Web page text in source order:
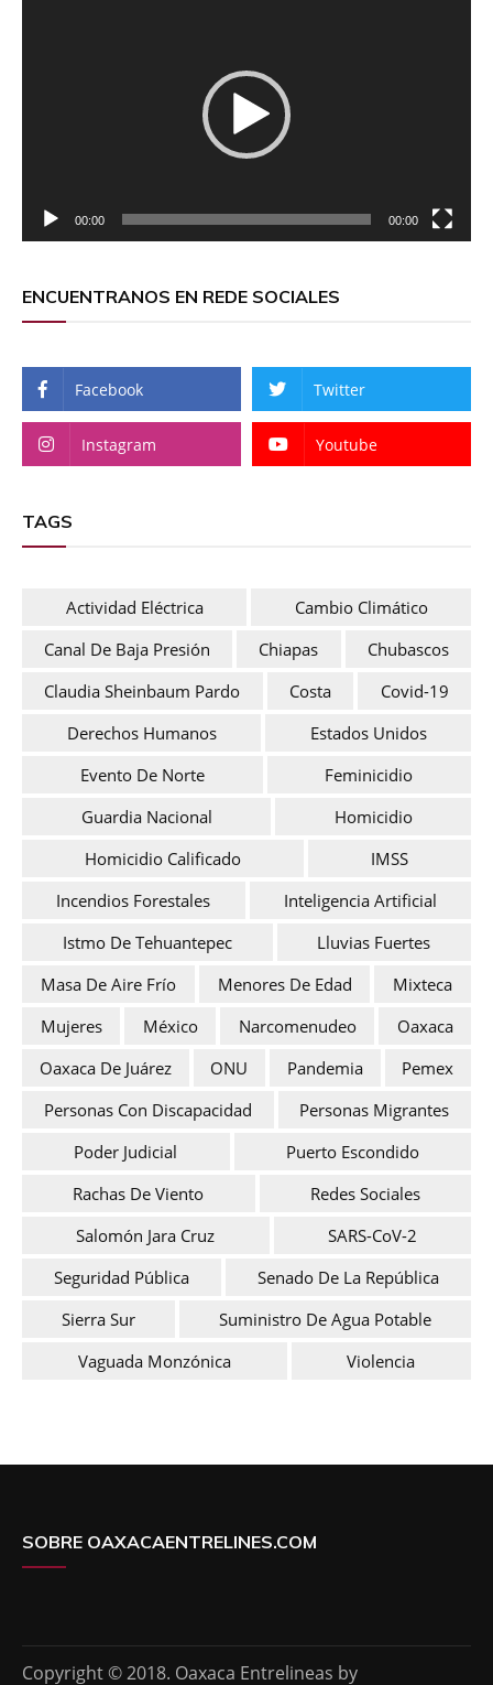
00:00 00:00
ENCUENTRANOS EN REDE SOCIALES
Facebook Twitter
Instagram Youtube
TAGS
Actividad Eléctrica
Cambio Climático
Canal De Baja Presión
Chiapas
Chubascos
Claudia Sheinbaum Pardo
Costa
Covid-19
Derechos Humanos
Estados Unidos
Evento De Norte
Feminicidio
Guardia Nacional
Homicidio
Homicidio Calificado
IMSS
Incendios Forestales
Inteligencia Artificial
Istmo De Tehuantepec
Lluvias Fuertes
Masa De Aire Frío
Menores De Edad
Mixteca
Mujeres
México Narcomenudeo
Oaxaca
Oaxaca De Juárez
ONU Pandemia
Pemex
Personas Con Discapacidad
Personas Migrantes
Poder Judicial
Puerto Escondido
Rachas De Viento
Redes Sociales
Salomón Jara Cruz
SARS-CoV-2
Seguridad Pública
Senado De La República
Sierra Sur
Suministro De Agua Potable
Vaguada Monzónica
Violencia
SOBRE OAXACAENTRELINES.COM
Copyright © 2018. Oaxaca Entrelineas by